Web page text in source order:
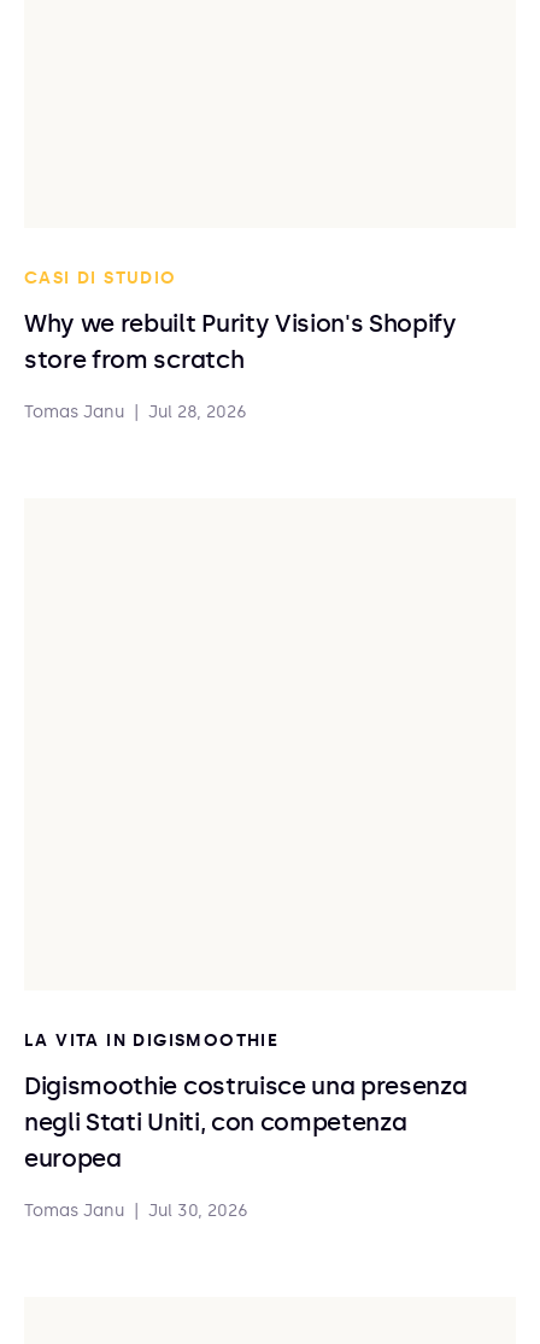
CASI DI STUDIO
Why we rebuilt Purity Vision's Shopify
store from scratch
Tomas Janu Jul 28, 2026
LA VITA IN DIGISMOOTHIE
Digismoothie costruisce una presenza
negli Stati Uniti, con competenza
europea
Tomas Janu Jul 30, 2026